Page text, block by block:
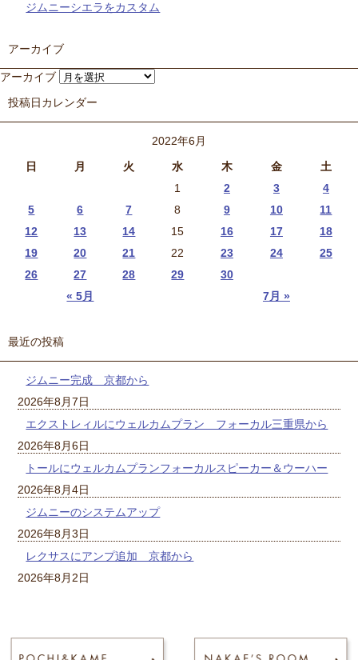
ジムニーシエラをカスタム
アーカイブ
アーカイブ
投稿日カレンダー
2022年6月
日
月 火 水 木 金 土
« 5月 7月 »
1 2 3
4
5
6 7 8 9 10
11
12
13 14 15 16 17
18
19
20 21 22 23 24
25
26
27 28 29 30
最近の投稿
ジムニー完成 京都から
2026年8月7日
エクストレィルにウェルカムプラン フォーカル三重県から
2026年8月6日
トールにウェルカムプランフォーカルスピーカー＆ウーハー
2026年8月4日
ジムニーのシステムアップ
2026年8月3日
レクサスにアンプ追加 京都から
2026年8月2日